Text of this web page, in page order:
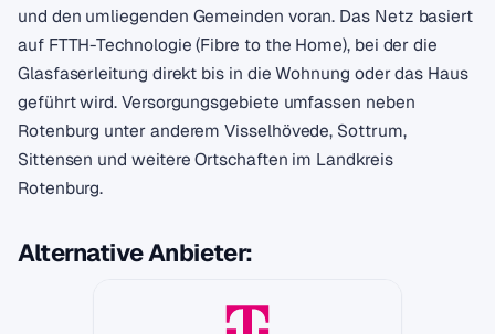
und den umliegenden Gemeinden voran. Das Netz basiert
auf FTTH-Technologie (Fibre to the Home), bei der die
Glasfaserleitung direkt bis in die Wohnung oder das Haus
geführt wird. Versorgungsgebiete umfassen neben
Rotenburg unter anderem Visselhövede, Sottrum,
Sittensen und weitere Ortschaften im Landkreis
Rotenburg.
Alternative Anbieter: